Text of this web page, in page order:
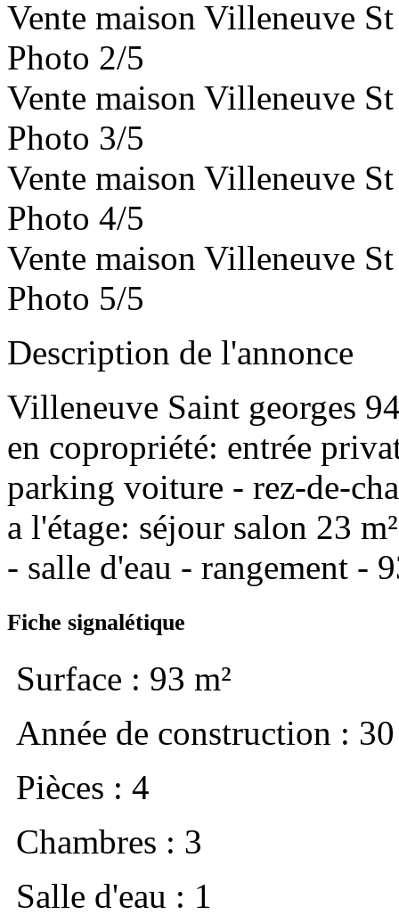
Vente maison Villeneuve
Photo 2/5
Vente maison Villeneuve
Photo 3/5
Vente maison Villeneuve
Photo 4/5
Vente maison Villeneuve
Photo 5/5
Description de l'annonce
Villeneuve Saint georges
en copropriété: entrée
parking voiture - rez-de-
a l'étage: séjour salon 23
- salle d'eau - rangement -
Fiche signalétique
Surface : 93 m²
Année de construction : 30
Pièces : 4
Chambres : 3
Salle d'eau : 1